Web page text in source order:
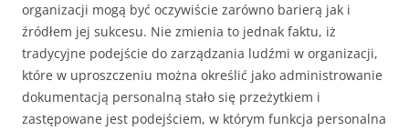
organizacji mogą być oczywiście zarówno barierą jak i
źródłem jej sukcesu. Nie zmienia to jednak faktu, iż
tradycyjne podejście do zarządzania ludźmi w organizacji,
które w uproszczeniu można określić jako administrowanie
dokumentacją personalną stało się przeżytkiem i
zastępowane jest podejściem, w którym funkcja personalna